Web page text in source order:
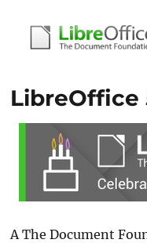
LibreOffice
A The Document